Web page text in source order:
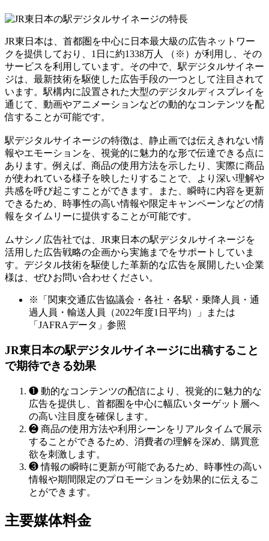
JR東日本は、首都圏を中心に日本最大級の広告ネットワー
クを提供しており、1日に約1338万人 （※）が利用し、その
サービスを利用しています。その中で、駅デジタルサイネー
ジは、最新技術を駆使した広告手段の一つとして注目されて
います。駅構内に設置された大型のデジタルディスプレイを
通じて、動画やアニメーションなどの動的なコンテンツを配
信することが可能です。
駅デジタルサイネージの特徴は、静止画では伝えきれない情
報やエモーションを、視覚的に魅力的な形で伝達できる点に
あります。例えば、商品の使用方法を示したり、実際に商品
が使われている様子を映したりすることで、より深い理解や
共感を呼び起こすことができます。また、瞬時に内容を更新
できるため、時事性の高い情報や限定キャンペーンなどの情
報をタイムリーに提供することが可能です。
ムサシノ広告社では、JR東日本の駅デジタルサイネージを
活用した広告戦略の企画から実施までをサポートしていま
す。デジタル技術を駆使した革新的な広告を展開したい企業
様は、ぜひお問い合わせください。
※「関東交通広告協議会・各社・各駅・乗降人員・通
過人員・輸送人員（2022年度1日平均）」または
「JAFRAデータ」参照
JR東日本の駅デジタルサイネージに出稿すること
で期待できる効果
❶ 動的なコンテンツの配信により、視覚的に魅力的な
広告を提供し、首都圏を中心に幅広いターゲット層へ
の高い注目度を確保します。
❷ 商品の使用方法や利用シーンをリアルタイムで展示
することができるため、消費者の理解を深め、購買意
欲を刺激します。
❸ 情報の瞬時に更新が可能であるため、時事性の高い
情報や期間限定のプロモーションを効果的に伝えるこ
とができます。
主要媒体料金